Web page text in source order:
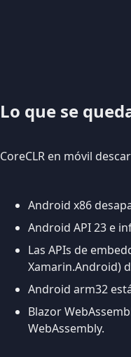
Lo que se
CoreCLR en móvil
Android x86
Android API 23 e
Las APIs de
Xamarin.Android)
Android arm32
Blazor
WebAssembly.